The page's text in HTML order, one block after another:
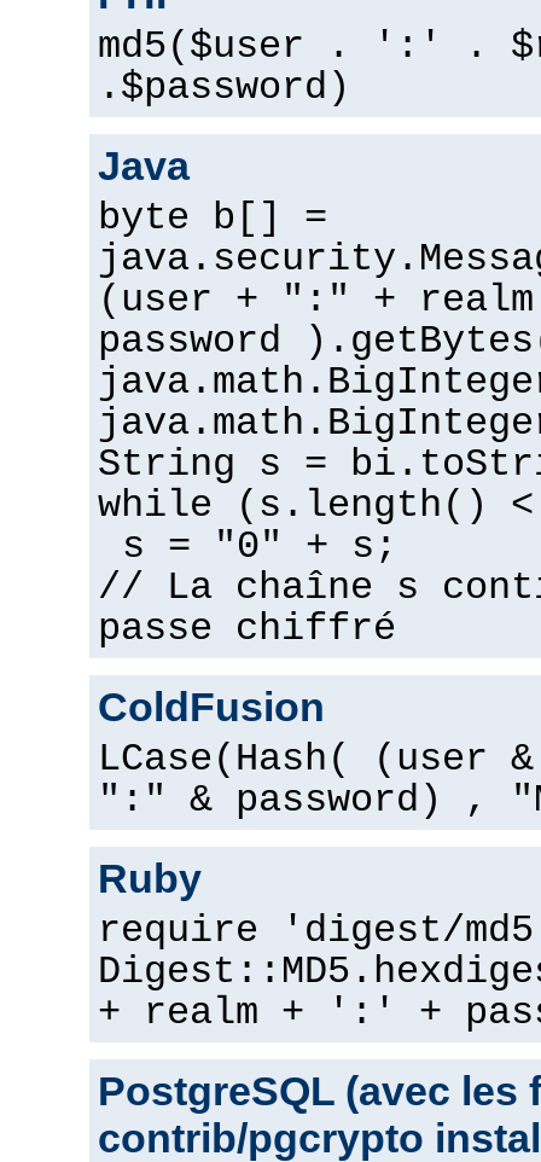
md5($user . ':' .
.$password)
Java
byte b[] =
(user + ":" +
password
String s =
while (s.length()
s = "0" + s;
// La chaîne s
passe chiffré
ColdFusion
LCase(Hash( (user
":" & password) ,
Ruby
require 'digest/
+ realm + ':' +
PostgreSQL (avec les
contrib/pgcrypto